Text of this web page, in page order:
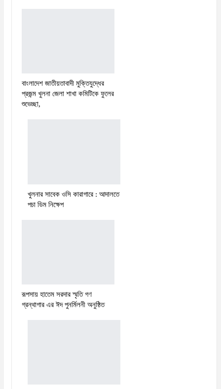
বাংলাদেশ জাতীয়তাবাদী মুক্তিযুদ্ধের
প্রজন্ম খুলনা জেলা শাখা কমিটিকে ফুলের
শুভেচ্ছা,
খুলনার সাবেক ওসি কারাগারে : আদালতে
পচা ডিম নিক্ষেপ
রূপসায় হাতেম সরদার স্মৃতি গণ
গ্রন্থাগার এর ঈদ পুনর্মিলনী অনুষ্ঠিত